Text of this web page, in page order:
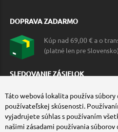
DOPRAVA ZADARMO
Kúp nad 69,00 € a o
(platné len pre Slovensko)
SLEDOVANIE ZÁSIELOK
Táto webová lokalita používa súbory
používateľskej skúsenosti.
vyjadrujete súhlas s používaním
našimi zásadami používania súborov